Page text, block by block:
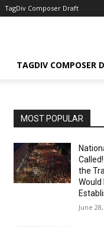
TagDiv Composer Draft
TAGDIV COMPOSER
MOST POPULAR
the
Would
June